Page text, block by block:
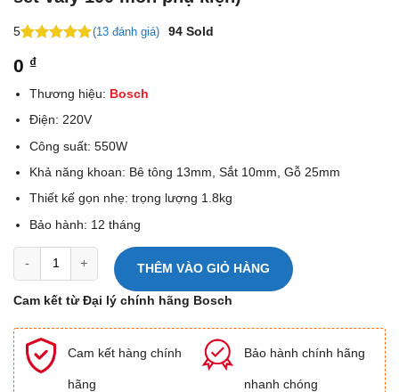
5
dựa trên
(13 đánh giá) 94 Sold
0 ₫
Thương hiệu: Bosch
Điện: 220V
Công suất: 550W
Khả năng khoan: Bê tông 13mm, Sắt 10mm, Gỗ 25mm
Thiết kế gọn nhẹ: trọng lượng 1.8kg
Bảo hành: 12 tháng
Máy khoan động lực Bosch GSB 550 (bộ set valy 100 món phụ kiện)
THÊM VÀO GIỎ HÀNG
Cam kết từ Đại lý chính hãng Bosch
Cam kết hàng chính
hãng
Bảo hành chính hãng
nhanh chóng